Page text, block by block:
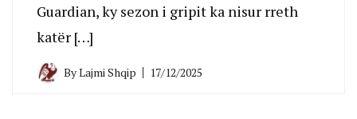
Guardian, ky sezon i gripit ka nisur rreth
katër […]
ByLajmi Shqip 17/12/2025